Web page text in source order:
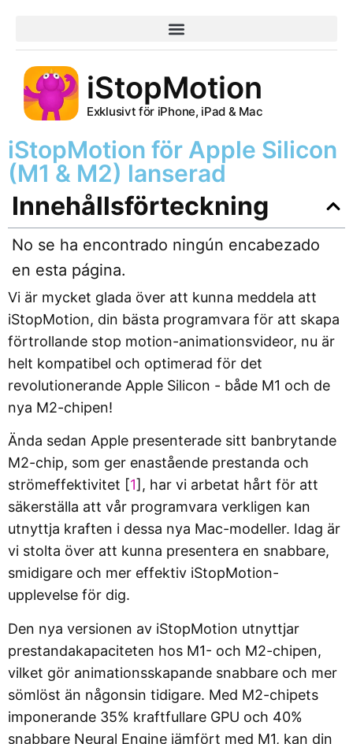
iStopMotion
Exklusivt för iPhone, iPad & Mac
iStopMotion för Apple Silicon
(M1 & M2) lanserad
Innehållsförteckning
No se ha encontrado ningún encabezado
en esta página.
Vi är mycket glada över att kunna meddela att
iStopMotion, din bästa programvara för att skapa
förtrollande stop motion-animationsvideor, nu är
helt kompatibel och optimerad för det
revolutionerande Apple Silicon - både M1 och de
nya M2-chipen!
Ända sedan Apple presenterade sitt banbrytande
M2-chip, som ger enastående prestanda och
strömeffektivitet [1], har vi arbetat hårt för att
säkerställa att vår programvara verkligen kan
utnyttja kraften i dessa nya Mac-modeller. Idag är
vi stolta över att kunna presentera en snabbare,
smidigare och mer effektiv iStopMotion-
upplevelse för dig.
Den nya versionen av iStopMotion utnyttjar
prestandakapaciteten hos M1- och M2-chipen,
vilket gör animationsskapande snabbare och mer
sömlöst än någonsin tidigare. Med M2-chipets
imponerande 35% kraftfullare GPU och 40%
snabbare Neural Engine jämfört med M1, kan din